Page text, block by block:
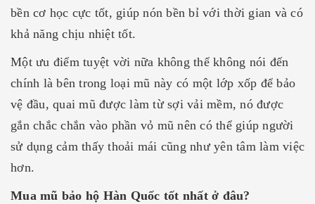
bền cơ học cực tốt, giúp nón bền bỉ với thời gian và có
khả năng chịu nhiệt tốt.
Một ưu điểm tuyệt vời nữa không thể không nói đến
chính là bên trong loại mũ này có một lớp xốp để bảo
vệ đầu, quai mũ được làm từ sợi vải mềm, nó được
gắn chắc chắn vào phần vỏ mũ nên có thể giúp người
sử dụng cảm thấy thoải mái cũng như yên tâm làm việc
hơn.
Mua mũ bảo hộ Hàn Quốc tốt nhất ở đâu?